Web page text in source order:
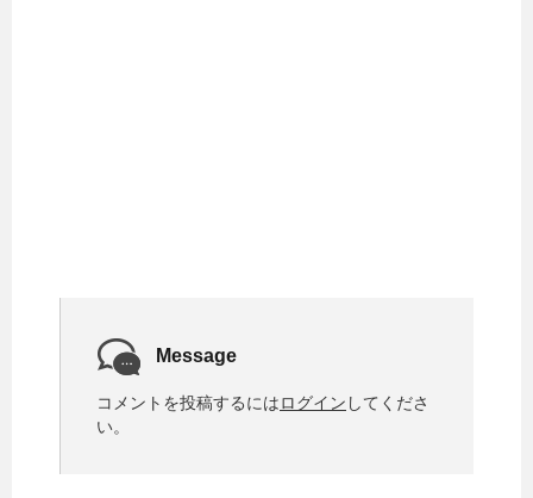
Message
コメントを投稿するにはログイン してくださ
い。